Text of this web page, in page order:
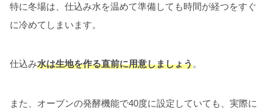
特に冬場は、仕込み水を温めて準備しても時間が経つをすぐ
に冷めてしまいます。
仕込み水は生地を作る直前に用意しましょう。
また、オーブンの発酵機能で40度に設定していても、実際に